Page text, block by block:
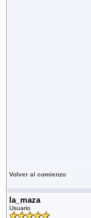
Volver al comienzo
la_maza
Usuario